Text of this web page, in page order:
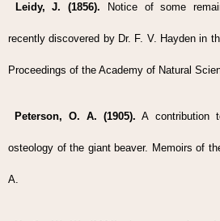
Leidy, J. (1856). Notice of some
recently discovered by Dr. F. V. Hayden in
Proceedings of the Academy of Natural
Peterson, O. A. (1905). A contribution
osteology of the giant beaver. Memoirs of
A.